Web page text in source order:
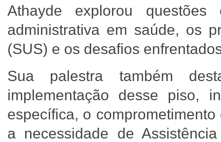
Athayde explorou
administrativa em saúde, os
(SUS) e os desafios
Sua palestra também
implementação desse piso,
específica, o
a necessidade de